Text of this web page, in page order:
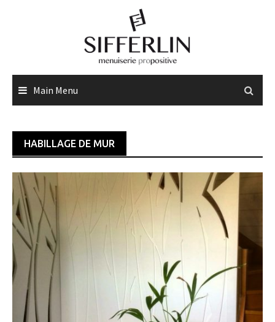
Main Menu
HABILLAGE DE MUR